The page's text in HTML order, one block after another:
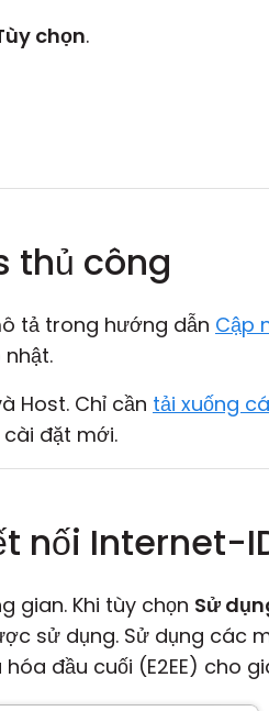
chọn.
thủ công
tả trong hướng dẫn Cập
Host. Chỉ cần tải xuống
đặt mới.
nối Internet-
gian. Khi tùy chọn Sử
sử dụng. Sử dụng các
đầu cuối (E2EE) cho